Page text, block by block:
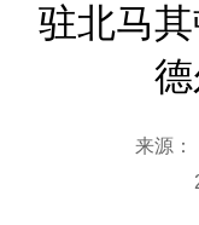
驻北马
来源：